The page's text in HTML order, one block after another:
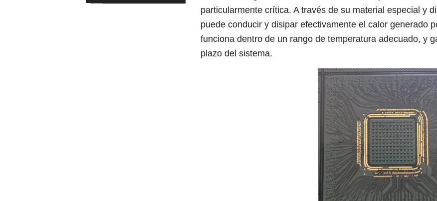
particularmente crítica. A través de su material especial y
puede conducir y disipar efectivamente el calor generado
funciona dentro de un rango de temperatura adecuado, y
plazo del sistema.